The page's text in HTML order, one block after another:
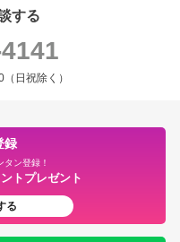
する
日祝除く）
録
タン登録！
トプレゼント
る